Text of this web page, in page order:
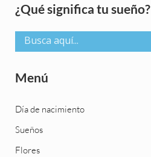
Sidebar
¿Qué significa tu sueño?
Menú
Día de nacimiento
Sueños
Flores